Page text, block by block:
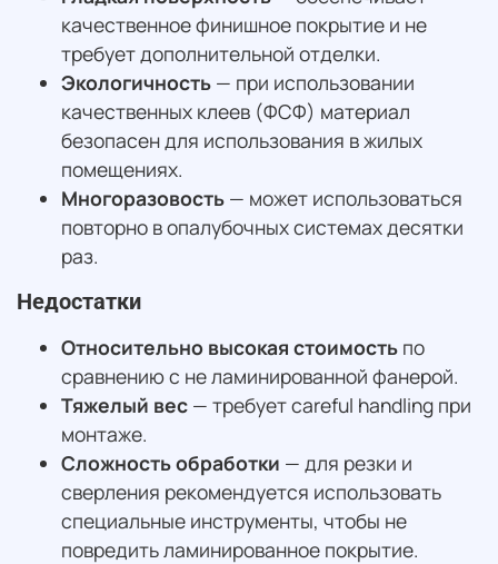
качественное финишное покрытие и не
требует дополнительной отделки.
Экологичность — при использовании
качественных клеев (ФСФ) материал
безопасен для использования в жилых
помещениях.
Многоразовость — может использоваться
повторно в опалубочных системах десятки
раз.
Недостатки
Относительно высокая стоимость по
сравнению с не ламинированной фанерой.
Тяжелый вес — требует careful handling при
монтаже.
Сложность обработки — для резки и
сверления рекомендуется использовать
специальные инструменты, чтобы не
повредить ламинированное покрытие.